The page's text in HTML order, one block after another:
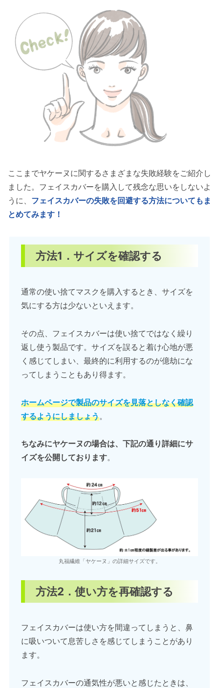
ここまでヤケーヌに関するさまざまな失敗経験をご紹介し
ました。フェイスカバーを購入して残念な思いをしないよ
うに、 フェイスカバーの失敗を回避する方法についてもま
とめてみます！
方法1．サイズを確認する
通常の使い捨てマスクを購入するとき、サイズを
気にする方は少ないといえます。
その点、フェイスカバーは使い捨てではなく繰り
返し使う製品です。サイズを誤ると着け心地が悪
く感じてしまい、最終的に利用するのが億劫にな
ってしまうこともあり得ます。
ホームページで製品のサイズを見落としなく確認
するようにしましょう。
ちなみにヤケーヌの場合は、下記の通り詳細にサ
イズを公開しております。
丸福繊維「ヤケーヌ」の詳細サイズです。
方法2．使い方を再確認する
フェイスカバーは使い方を間違ってしまうと、鼻
に吸いついて息苦しさを感じてしまうことがあり
ます。
フェイスカバーの通気性が悪いと感じたときは、